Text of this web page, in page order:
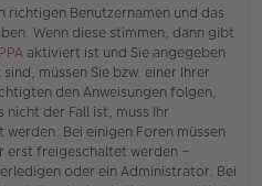
b
en
richtigen Benutzernamen und das
Wenn diese stimmen, dann gibt
aktiviert ist und Sie angegeben
müssen Sie bzw. einer Ihrer
den Anweisungen folgen,
nicht der Fall ist, muss Ihr
Bei einigen Foren müssen
erst freigeschaltet werden –
oder ein Administrator. Bei